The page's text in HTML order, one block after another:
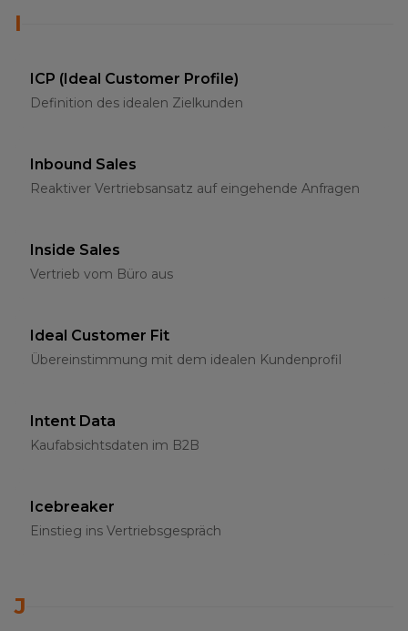
I
ICP (Ideal Customer Profile)
Definition des idealen Zielkunden
Inbound Sales
Reaktiver Vertriebsansatz auf eingehende Anfragen
Inside Sales
Vertrieb vom Büro aus
Ideal Customer Fit
Übereinstimmung mit dem idealen Kundenprofil
Intent Data
Kaufabsichtsdaten im B2B
Icebreaker
Einstieg ins Vertriebsgespräch
J